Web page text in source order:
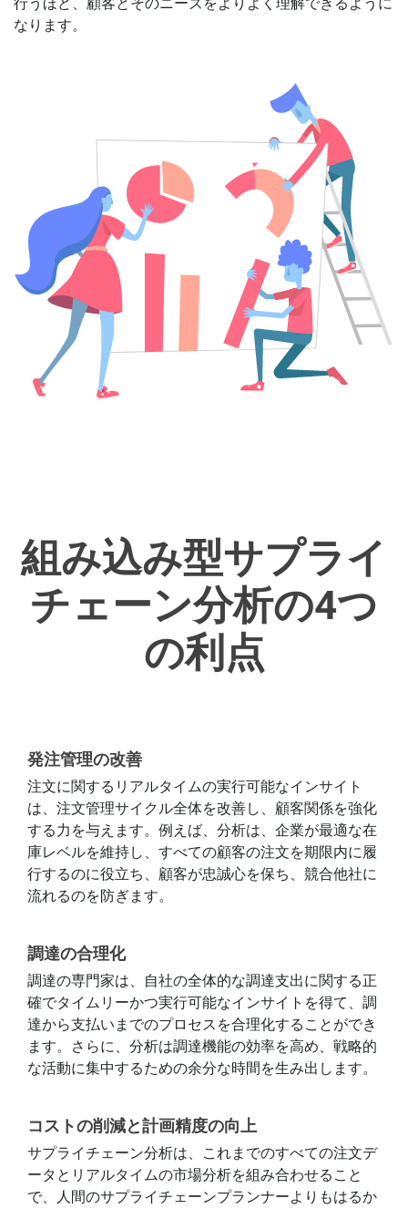
なります。
組み込み型サプライ
チェーン分析の4つ
の利点
発注管理の改善
注文に関するリアルタイムの実行可能なインサイト
は、注文管理サイクル全体を改善し、顧客関係を強化
する力を与えます。例えば、分析は、企業が最適な在
庫レベルを維持し、すべての顧客の注文を期限内に履
行するのに役立ち、顧客が忠誠心を保ち、競合他社に
流れるのを防ぎます。
調達の合理化
調達の専門家は、自社の全体的な調達支出に関する正
確でタイムリーかつ実行可能なインサイトを得て、調
達から支払いまでのプロセスを合理化することができ
ます。さらに、分析は調達機能の効率を高め、戦略的
な活動に集中するための余分な時間を生み出します。
コストの削減と計画精度の向上
サプライチェーン分析は、これまでのすべての注文デ
ータとリアルタイムの市場分析を組み合わせること
で、人間のサプライチェーンプランナーよりもはるか